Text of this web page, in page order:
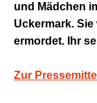
und Mädchen
Uckermark.
ermordet. Ihr
Zur